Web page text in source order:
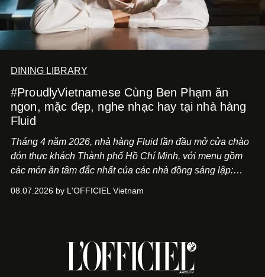
DINING LIBRARY
#ProudlyVietnamese Cùng Ben Phạm ăn
ngon, mặc đẹp, nghe nhạc hay tại nhà hàng
Fluid
Tháng 4 năm 2026, nhà hàng Fluid lần đầu mở cửa chào
đón thực khách Thành phố Hồ Chí Minh, với menu gồm
các món ăn tâm đắc nhất của các nhà đồng sáng lập:
món ăn đa dạng từ Á đến Âu nhanh chóng được yêu thích
08.07.2026 by L'OFFICIEL Vietnam